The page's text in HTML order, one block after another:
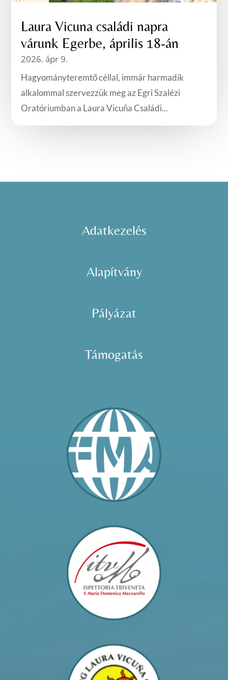
Laura Vicuna családi napra
várunk Egerbe, április 18-án
2026. ápr 9.
Hagyományteremtő céllal, immár harmadik
alkalommal szervezzük meg az Egri Szalézi
Oratóriumban a Laura Vicuña Családi...
Adatkezelés
Alapítvány
Pályázat
Támogatás